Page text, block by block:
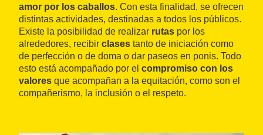
amor por los caballos. Con esta finalidad, se ofrecen
distintas actividades, destinadas a todos los públicos.
Existe la posibilidad de realizar rutas por los
alrededores, recibir clases tanto de iniciación como
de perfección o de doma o dar paseos en ponis. Todo
esto está acompañado por el compromiso con los
valores que acompañan a la equitación, como son el
compañerismo, la inclusión o el respeto.